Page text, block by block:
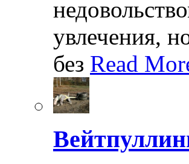
увлечения,
без Read